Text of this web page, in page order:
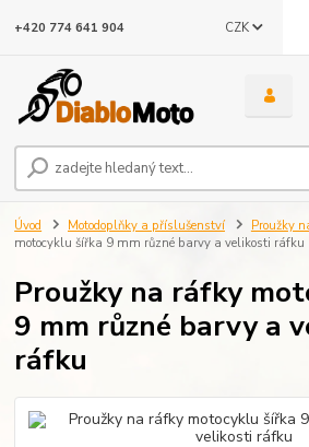
CZK
+420 774 641 904
Úvod Motodoplňky a příslušenství Proužky
motocyklu šířka 9 mm různé barvy a velikosti ráfku
Proužky na ráfky
9 mm různé barvy a
ráfku